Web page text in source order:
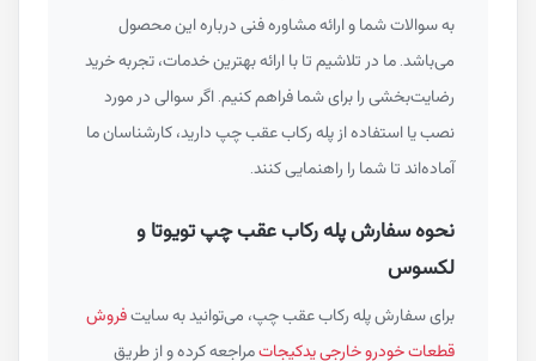
به سوالات شما و ارائه مشاوره فنی درباره این محصول
می‌باشد. ما در تلاشیم تا با ارائه بهترین خدمات، تجربه خرید
رضایت‌بخشی را برای شما فراهم کنیم. اگر سوالی در مورد
نصب یا استفاده از پله رکاب عقب چپ دارید، کارشناسان ما
آماده‌اند تا شما را راهنمایی کنند.
نحوه سفارش پله رکاب عقب چپ تویوتا و
لکسوس
برای سفارش پله رکاب عقب چپ، می‌توانید به سایتفروش
قطعات خودرو خارجی یدکیجاتمراجعه کرده و از طریق